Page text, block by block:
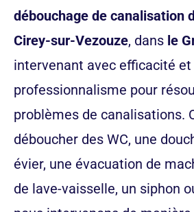
débouchage de canalisation
Cirey-sur-Vezouze, dans le
intervenant avec efficacité et
professionnalisme pour
problèmes de canalisations.
déboucher des WC, une
évier, une évacuation de
de lave-vaisselle, un siphon